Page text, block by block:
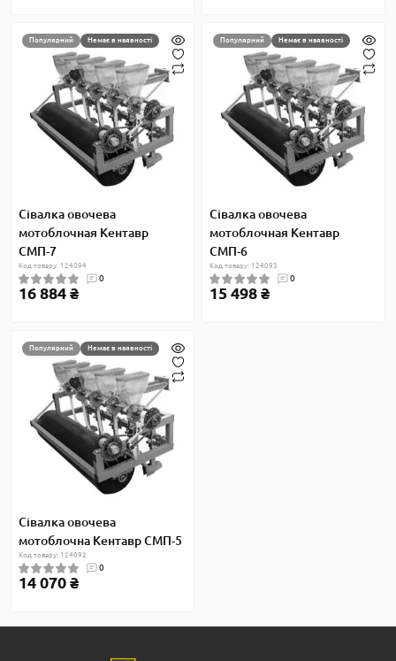
Популярний Немає в наявності
Сівалка овочева
мотоблочная Кентавр
СМП-7
Код товару: 124094
0
16 884 ₴
Популярний Немає в наявності
Сівалка овочева
мотоблочная Кентавр
СМП-6
Код товару: 124093
0
15 498 ₴
Популярний Немає в наявності
Сівалка овочева
мотоблочна Кентавр СМП-5
Код товару: 124092
0
14 070 ₴